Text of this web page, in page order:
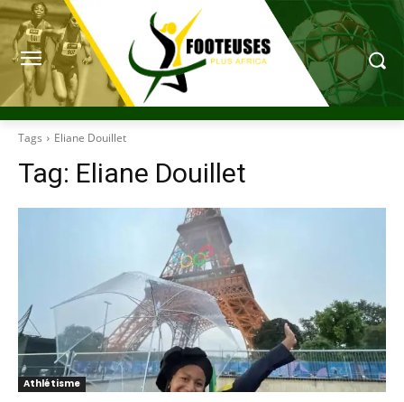
Tags Eliane Douillet
Tag: Eliane Douillet
Athlétisme